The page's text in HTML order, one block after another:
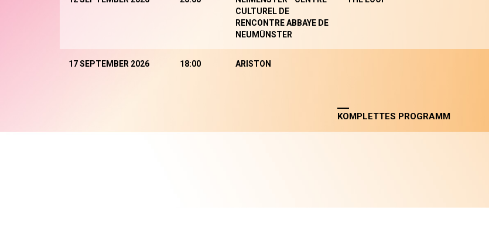
CULTUREL DE
RENCONTRE ABBAYE DE
NEUMÜNSTER
17 SEPTEMBER 2026 18:00 ARISTON
KOMPLETTES PROGRAMM